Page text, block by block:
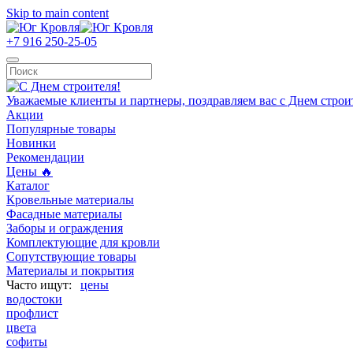
Skip to main content
+7 916 250-25-05
Уважаемые клиенты и партнеры, поздравляем вас с Днем
Акции
Популярные товары
Новинки
Рекомендации
Цены 🔥
Каталог
Кровельные материалы
Фасадные материалы
Заборы и ограждения
Комплектующие для кровли
Сопутствующие товары
Материалы и покрытия
цены
водостоки
профлист
цвета
софиты